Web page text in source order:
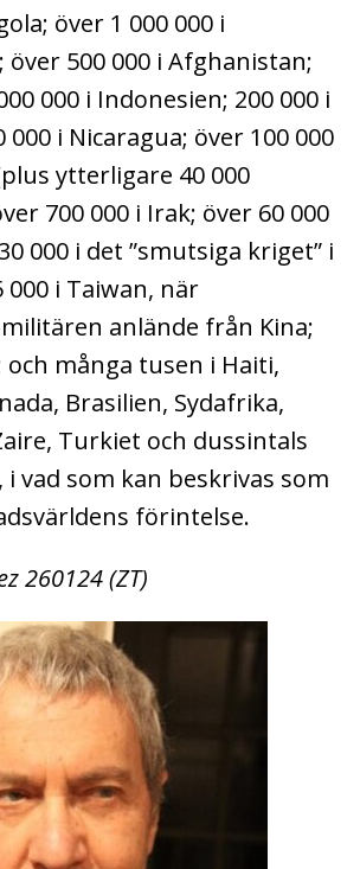
över 1 000 000 i
över 500 000 i Afghanistan;
000 i Indonesien; 200 000 i
i Nicaragua; över 100 000
ytterligare 40 000
700 000 i Irak; över 60 000
000 i det ”smutsiga kriget” i
i Taiwan, när
anlände från Kina;
och många tusen i Haiti,
Brasilien, Sydafrika,
Turkiet och dussintals
vad som kan beskrivas som
förintelse.
260124 (ZT)